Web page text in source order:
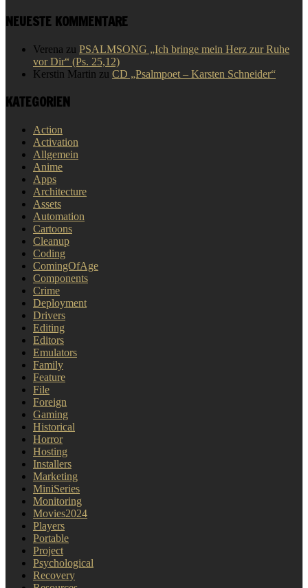
NEUESTE KOMMENTARE
Verena zu PSALMSONG „Ich bringe mein Herz zur Ruhe
vor Dir“ (Ps. 25,12)
Kerstin Martin zu CD „Psalmpoet – Karsten Schneider“
KATEGORIEN
Action
Activation
Allgemein
Anime
Apps
Architecture
Assets
Automation
Cartoons
Cleanup
Coding
ComingOfAge
Components
Crime
Deployment
Drivers
Editing
Editors
Emulators
Family
Feature
File
Foreign
Gaming
Historical
Horror
Hosting
Installers
Marketing
MiniSeries
Monitoring
Movies2024
Players
Portable
Project
Psychological
Recovery